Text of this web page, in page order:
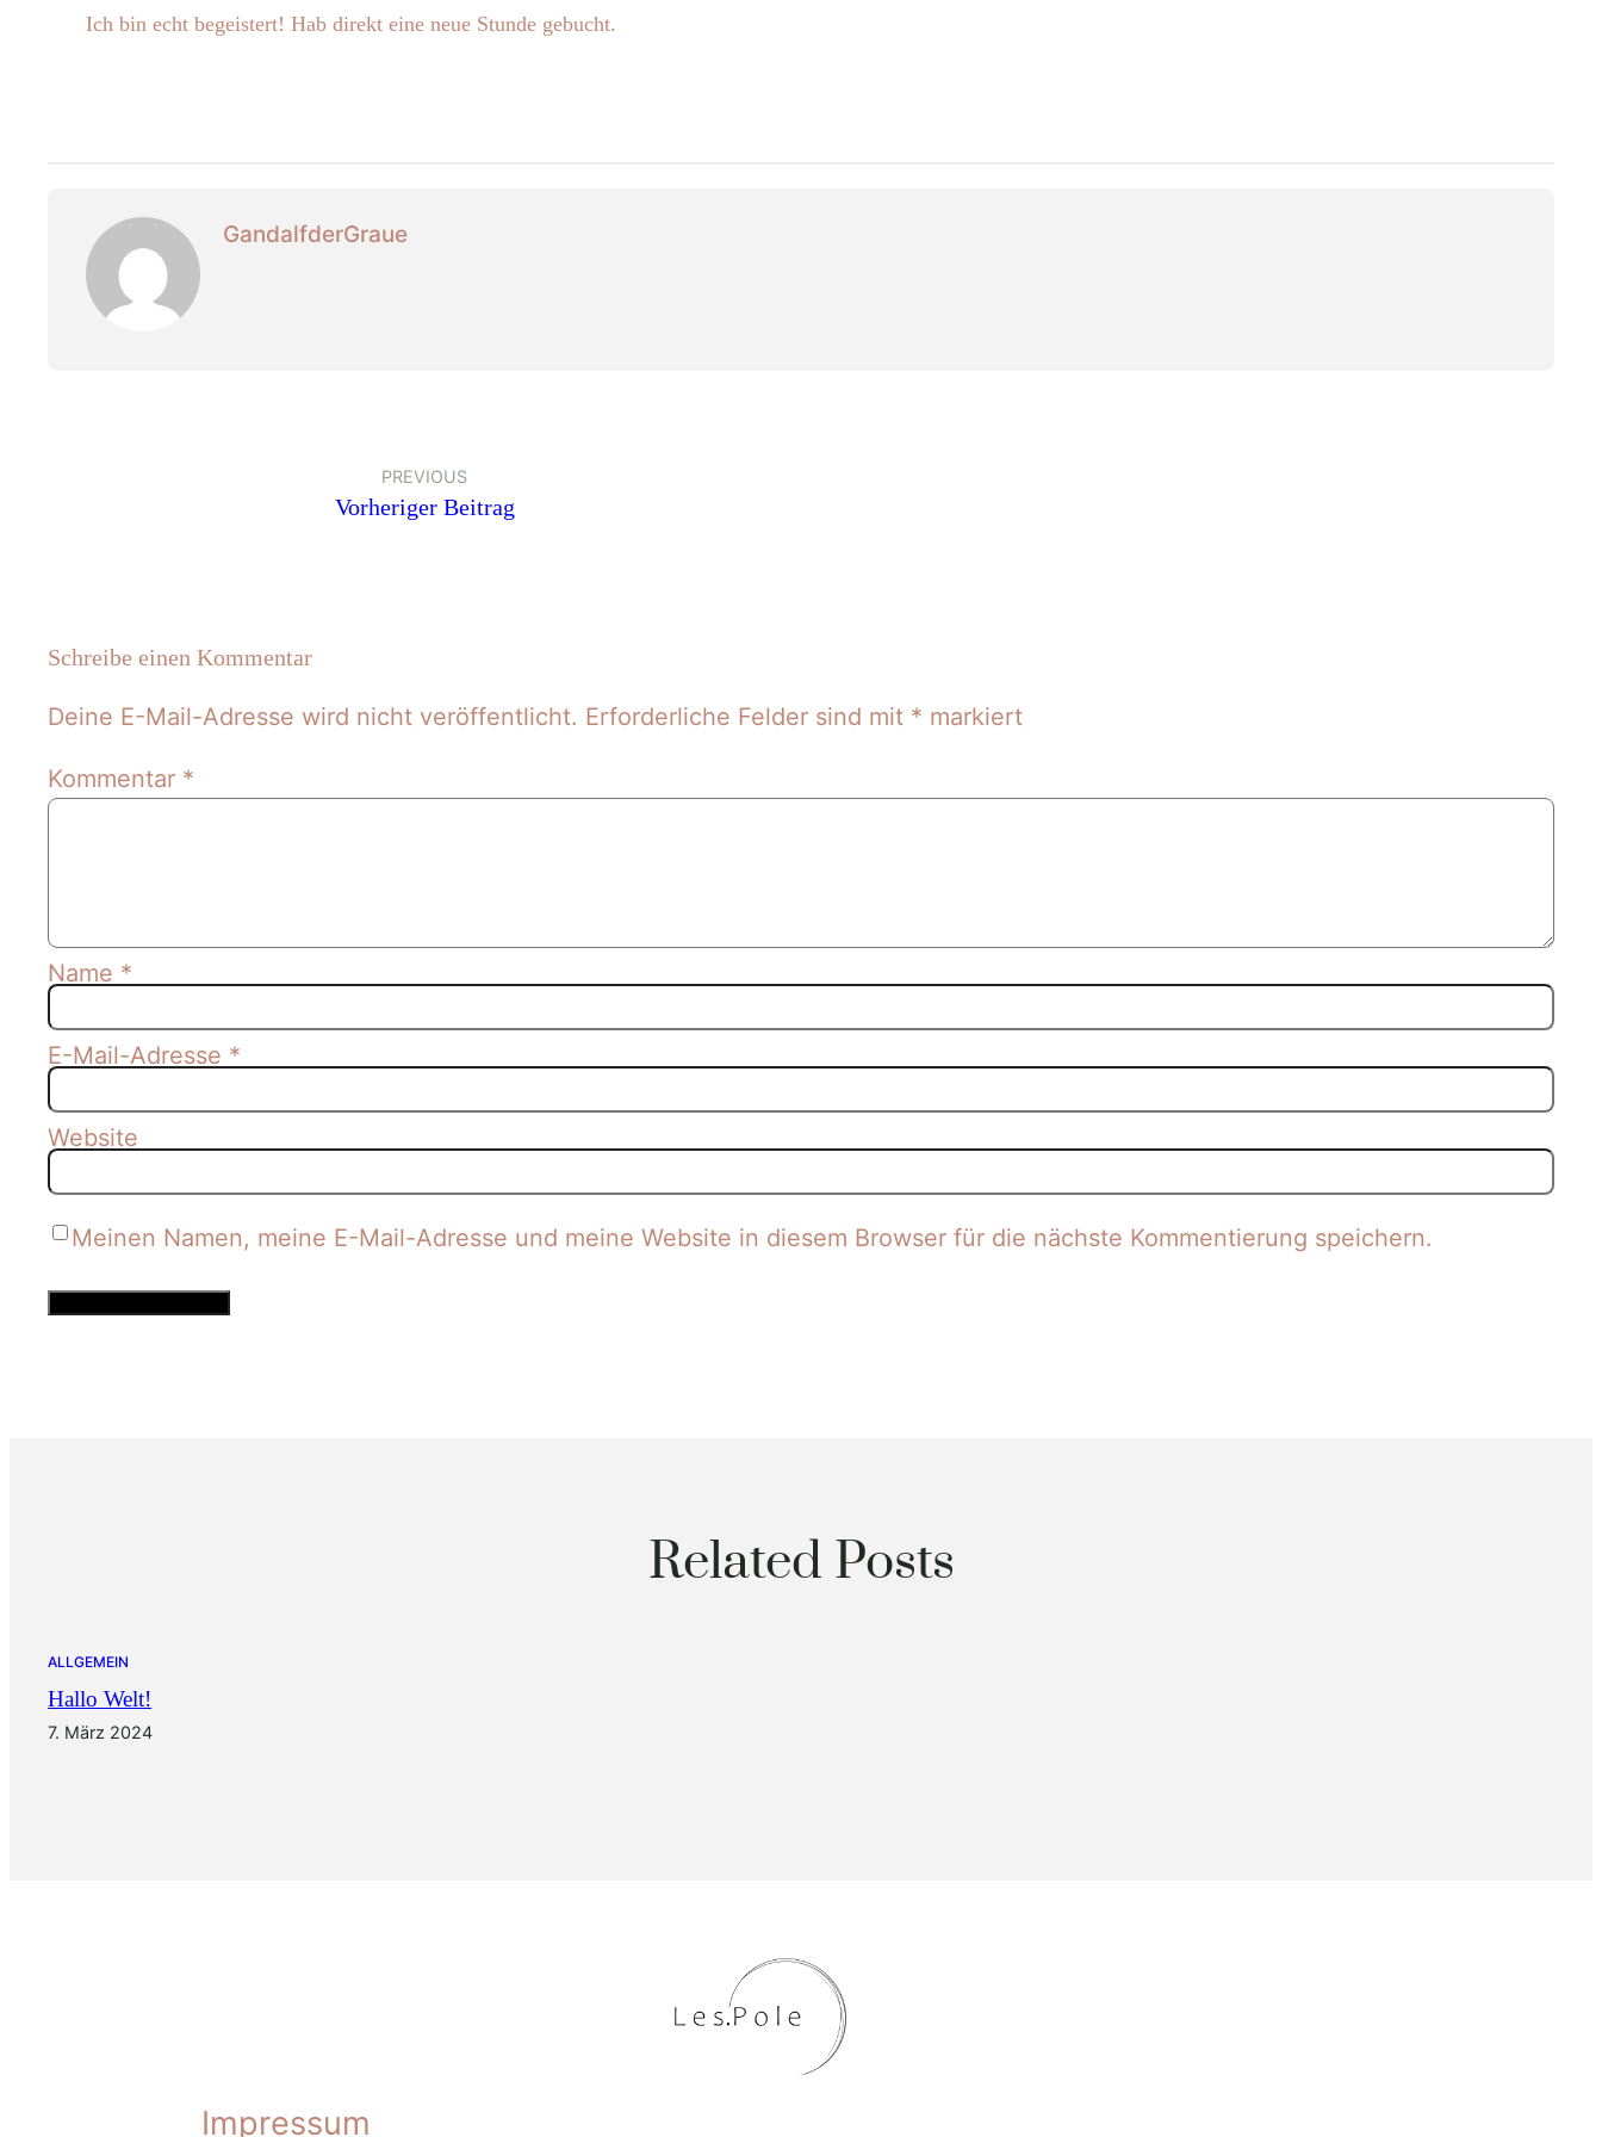
Ich bin echt begeistert! Hab direkt eine neue Stunde gebucht.
GandalfderGraue
PREVIOUS
Vorheriger Beitrag
Schreibe einen Kommentar
Deine E-Mail-Adresse wird nicht veröffentlicht. Erforderliche Felder sind mit * markiert
Kommentar *
Name *
E-Mail-Adresse *
Website
Meinen Namen, meine E-Mail-Adresse und meine Website in diesem Browser für die nächste Kommentierung speichern.
Related Posts
ALLGEMEIN
Hallo Welt!
7. März 2024
Impressum